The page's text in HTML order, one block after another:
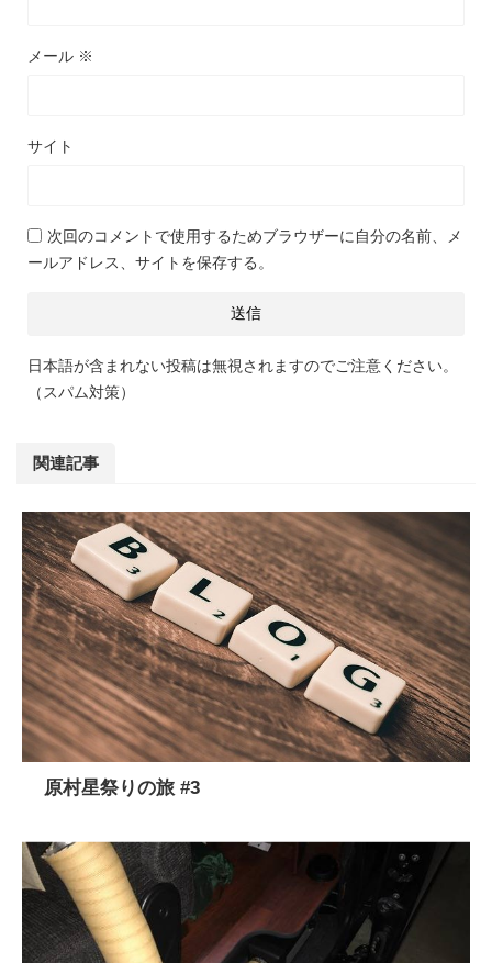
メール ※
サイト
次回のコメントで使用するためブラウザーに自分の名前、メ
ールアドレス、サイトを保存する。
日本語が含まれない投稿は無視されますのでご注意ください。
（スパム対策）
関連記事
原村星祭りの旅 #3